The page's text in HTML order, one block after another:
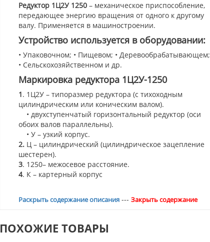
Редуктор 1Ц2У 1250 – механическое приспособление,
передающее энергию вращения от одного к другому
валу. Применяется в машиностроении.
Устройство используется в оборудовании:
• Упаковочном; • Пищевом; • Деревообрабатывающем;
• Сельскохозяйственном и др.
Маркировка редуктора 1Ц2У-1250
1. 1Ц2У – типоразмер редуктора (с тихоходным
цилиндрическим или коническим валом).
• двухступенчатый горизонтальный редуктор (оси
обоих валов параллельны).
• У – узкий корпус.
2. Ц – цилиндрический (цилиндрическое зацепление
шестерен).
3. 1250– межосевое расстояние.
4. К – картерный корпус
Раскрыть содержание описания --- Закрыть содержание
ПОХОЖИЕ ТОВАРЫ